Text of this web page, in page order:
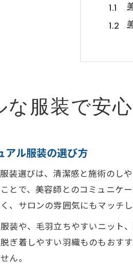
清
美容
な服装で安
アル服装の選び方
装選びは、清潔感と施術のし
とで、美容師とのコミュニケ
、サロンの雰囲気にもマッチし
装や、毛羽立ちやすいニット
ぎ着しやすい羽織ものもおす
ん。